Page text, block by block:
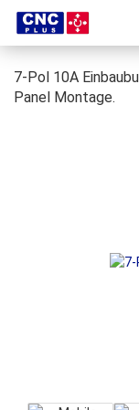
7-Pol 10A
Panel Montage.